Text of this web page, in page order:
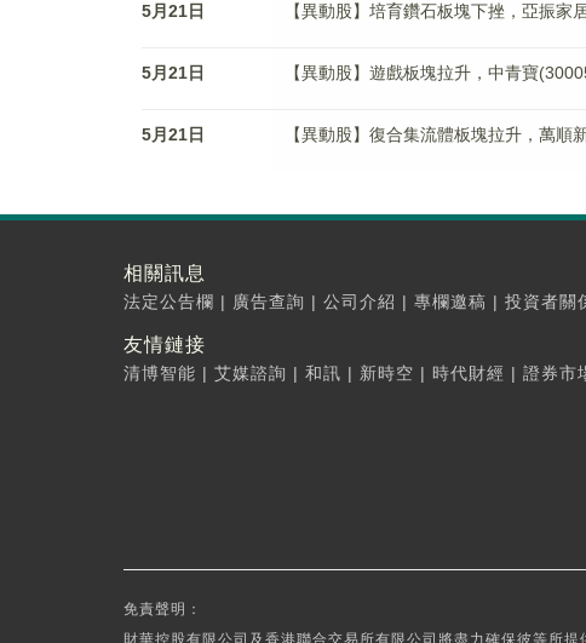
5月21日 【異動股】培育鑽石板塊下挫，亞振家
5月21日 【異動股】遊戲板塊拉升，中青寶
5月21日 【異動股】復合集流體板塊拉升，萬
相關訊息
法定公告欄 | 廣告查詢 | 公司介紹 | 專欄邀稿 | 投資者關
友情鏈接
清博智能 | 艾媒諮詢 | 和訊 | 新時空 | 時代財經 | 證券市
免責聲明：